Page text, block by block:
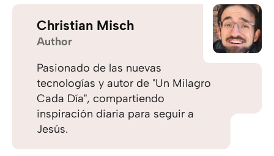
Christian Misch
Author
Pasionado de las nuevas
tecnologías y autor de "Un Milagro
Cada Día", compartiendo
inspiración diaria para seguir a
Jesús.